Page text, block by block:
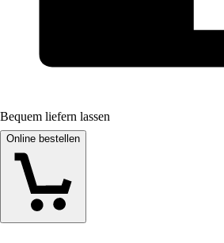
Bequem liefern lassen
Online bestellen